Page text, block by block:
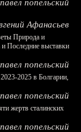
павел попельский
Афанасьев
Природа и
Последние выставки
павел попельский
2025 в Болгарии,
павел попельский
жертв сталинских
павел попельский